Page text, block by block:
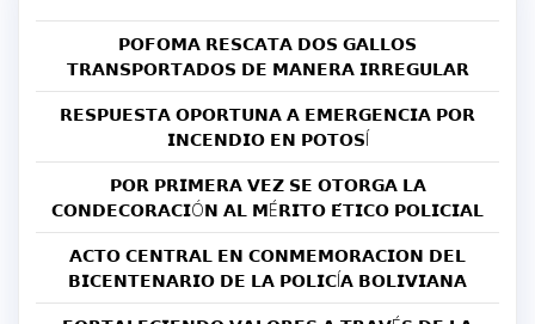
𝗣𝗢𝗙𝗢𝗠𝗔 𝗥𝗘𝗦𝗖𝗔𝗧𝗔 𝗗𝗢𝗦 𝗚𝗔𝗟𝗟𝗢𝗦
𝗧𝗥𝗔𝗡𝗦𝗣𝗢𝗥𝗧𝗔𝗗𝗢𝗦 𝗗𝗘 𝗠𝗔𝗡𝗘𝗥𝗔 𝗜𝗥𝗥𝗘𝗚𝗨𝗟𝗔𝗥
𝗥𝗘𝗦𝗣𝗨𝗘𝗦𝗧𝗔 𝗢𝗣𝗢𝗥𝗧𝗨𝗡𝗔 𝗔 𝗘𝗠𝗘𝗥𝗚𝗘𝗡𝗖𝗜𝗔 𝗣𝗢𝗥
𝗜𝗡𝗖𝗘𝗡𝗗𝗜𝗢 𝗘𝗡 𝗣𝗢𝗧𝗢𝗦Í
𝗣𝗢𝗥 𝗣𝗥𝗜𝗠𝗘𝗥𝗔 𝗩𝗘𝗭 𝗦𝗘 𝗢𝗧𝗢𝗥𝗚𝗔 𝗟𝗔
𝗖𝗢𝗡𝗗𝗘𝗖𝗢𝗥𝗔𝗖𝗜Ó𝗡 𝗔𝗟 𝗠É𝗥𝗜𝗧𝗢 𝗘́𝗧𝗜𝗖𝗢 𝗣𝗢𝗟𝗜𝗖𝗜𝗔𝗟
𝗔𝗖𝗧𝗢 𝗖𝗘𝗡𝗧𝗥𝗔𝗟 𝗘𝗡 𝗖𝗢𝗡𝗠𝗘𝗠𝗢𝗥𝗔𝗖𝗜𝗢𝗡 𝗗𝗘𝗟
𝗕𝗜𝗖𝗘𝗡𝗧𝗘𝗡𝗔𝗥𝗜𝗢 𝗗𝗘 𝗟𝗔 𝗣𝗢𝗟𝗜𝗖Í𝗔 𝗕𝗢𝗟𝗜𝗩𝗜𝗔𝗡𝗔